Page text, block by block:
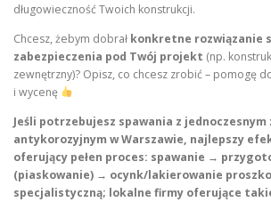
długowieczność Twoich konstrukcji.
Chcesz, żebym dobrał konkretne rozwiązanie
zabezpieczenia pod Twój projekt (np.
zewnętrzny)? Opisz, co chcesz zrobić – pomogę
i wycenę
Jeśli potrzebujesz spawania z
antykorozyjnym w Warszawie, najlepszy
oferujący pełen proces: spawanie →
(piaskowanie) → ocynk/lakierowanie
specjalistyczną; lokalne firmy oferujące